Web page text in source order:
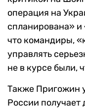
операция на
спланирована» и
что командиры,
управлять
не в курсе были,
Также Пригожин
России получает